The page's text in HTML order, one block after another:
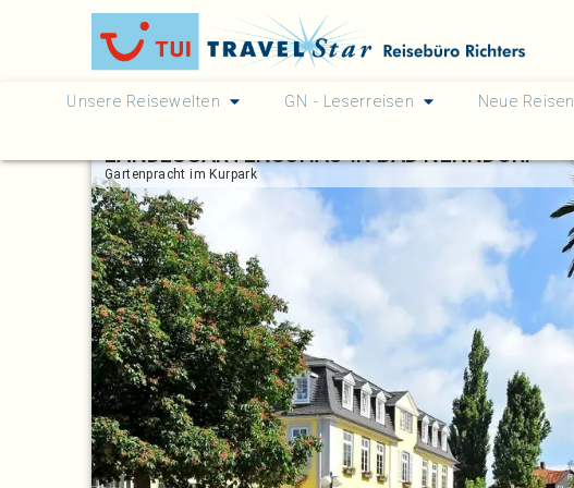
Unsere Reisewelten GN - Leserreisen Neue Reisen
LANDESGARTENSCHAU IN BAD NENNDORF
Gartenpracht im Kurpark